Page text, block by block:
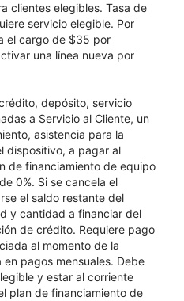
clientes elegibles. Tasa de
servicio elegible. Por
el cargo de $35 por
una línea nueva por
depósito, servicio
a Servicio al Cliente, un
asistencia para la
dispositivo, a pagar al
de financiamiento de equipo
0%. Si se cancela el
el saldo restante del
y cantidad a financiar del
de crédito. Requiere pago
al momento de la
pagos mensuales. Debe
y estar al corriente
plan de financiamiento de